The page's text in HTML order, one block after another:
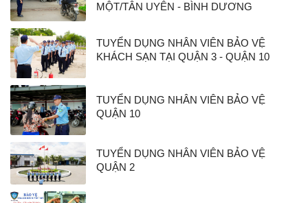
MỘT/TÂN UYÊN - BÌNH DƯƠNG
TUYỂN DỤNG NHÂN VIÊN BẢO VỆ
KHÁCH SẠN TẠI QUẬN 3 - QUẬN 10
TUYỂN DỤNG NHÂN VIÊN BẢO VỆ
QUẬN 10
TUYỂN DỤNG NHÂN VIÊN BẢO VỆ
QUẬN 2